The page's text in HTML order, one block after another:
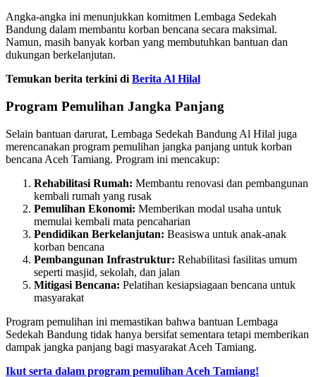
Angka-angka ini menunjukkan komitmen Lembaga Sedekah
Bandung dalam membantu korban bencana secara maksimal.
Namun, masih banyak korban yang membutuhkan bantuan dan
dukungan berkelanjutan.
Temukan berita terkini di Berita Al Hilal
Program Pemulihan Jangka Panjang
Selain bantuan darurat, Lembaga Sedekah Bandung Al Hilal juga
merencanakan program pemulihan jangka panjang untuk korban
bencana Aceh Tamiang. Program ini mencakup:
Rehabilitasi Rumah: Membantu renovasi dan pembangunan
kembali rumah yang rusak
Pemulihan Ekonomi: Memberikan modal usaha untuk
memulai kembali mata pencaharian
Pendidikan Berkelanjutan: Beasiswa untuk anak-anak
korban bencana
Pembangunan Infrastruktur: Rehabilitasi fasilitas umum
seperti masjid, sekolah, dan jalan
Mitigasi Bencana: Pelatihan kesiapsiagaan bencana untuk
masyarakat
Program pemulihan ini memastikan bahwa bantuan Lembaga
Sedekah Bandung tidak hanya bersifat sementara tetapi memberikan
dampak jangka panjang bagi masyarakat Aceh Tamiang.
Ikut serta dalam program pemulihan Aceh Tamiang!